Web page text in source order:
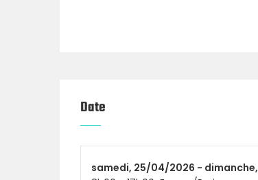
FF Scaled : 10 teams
HF Scaled : 20 teams
Date
samedi, 25/04/2026 - dimanche,